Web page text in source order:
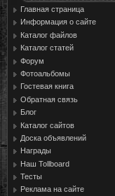
Главная страница
Информация о сайте
Каталог файлов
Каталог статей
Форум
Фотоальбомы
Гостевая книга
Обратная связь
Блог
Каталог сайтов
Доска объявлений
Награды
Наш Tollboard
Тесты
Реклама на сайте